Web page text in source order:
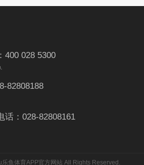
400 028 5300
82808188
话：028-82808161
鱼体育APP官方网站 All Rights Reserved.